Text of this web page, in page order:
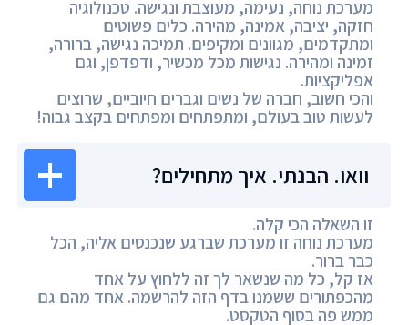
מערכת נוחה, נעימה, מעוצבת ונגישה. טכנולוגיה
חזקה, יציבה, אמינה, מהירה. כלים פשוטים
ומתקדמים, מגוונים ומקיפים. תמיכה נגישה, ברורה,
זמינה ומהירה. נגישות מכל מכשיר, ודפדפן, וגם
אפליקציות.
והכי חשוב, חברה של נשים וגברים חיוביים, שרוצים
לעשות טוב בעולם, ומתפתחים ומפתחים בקצב גבוה!
וואו. הבנתי. איך מתחילים?
זו השאלה הכי קלה.
מערכת נוחה זו מערכת שברגע שנכנסים אליה, הכל
כבר ברור.
אז קל, כל מה שנשאר לך זה ללחוץ על אחד
מהכפתורים ששמנו בדף הזה להרשמה. אחד מהם גם
ממש פה בסוף הטקסט.